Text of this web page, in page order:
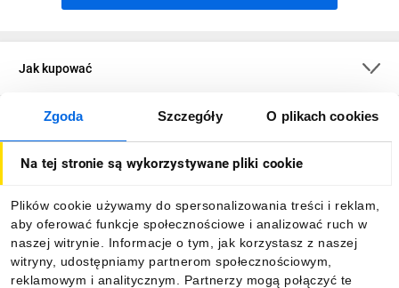
Zgoda Szczegóły O plikach cookies
Na tej stronie są wykorzystywane pliki cookie
Plików cookie używamy do spersonalizowania treści i reklam,
aby oferować funkcje społecznościowe i analizować ruch w
naszej witrynie. Informacje o tym, jak korzystasz z naszej
witryny, udostępniamy partnerom społecznościowym,
reklamowym i analitycznym. Partnerzy mogą połączyć te
Jak kupować
O firmie
Informacje